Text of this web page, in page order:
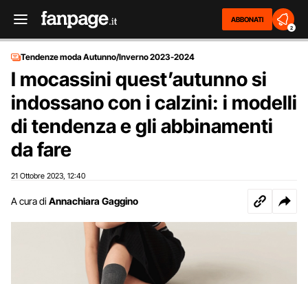
ABBONATI
2
Tendenze moda Autunno/Inverno 2023-2024
I mocassini quest’autunno si
indossano con i calzini: i modelli
di tendenza e gli abbinamenti
da fare
21 Ottobre 2023 12:40
A cura di Annachiara Gaggino